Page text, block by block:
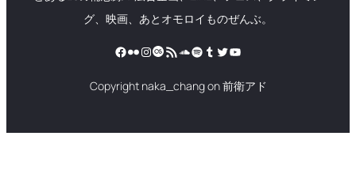
グ、映画、あとオモロイものぜんぶ。
Facebook
FlickrInstagram
Last.fm
RSS フィードSoundCloud
Spotify
Tumblr
Twitter
YouTube
Copyright naka_chang on 前衛アド